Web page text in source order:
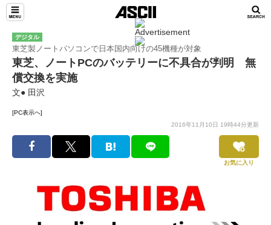
デジタル
東芝製ノートパソコンで日本国内向けの45機種が対象
東芝、ノートPCのバッテリーに不具合が判明 無
償交換を実施
文● 田沢
[PC表示へ]
2016年11月10日 19時44分更新
お気に入り